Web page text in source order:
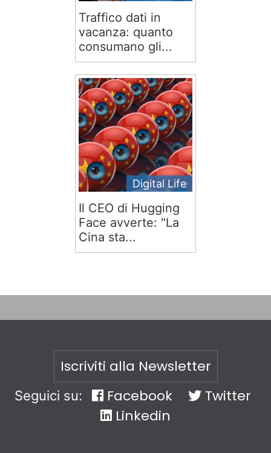
Traffico dati in
vacanza: quanto
consumano gli...
Digital Life
Il CEO di Hugging
Face avverte: "La
Cina sta...
Iscriviti alla Newsletter
Seguici su: Facebook
Twitter
Linkedin